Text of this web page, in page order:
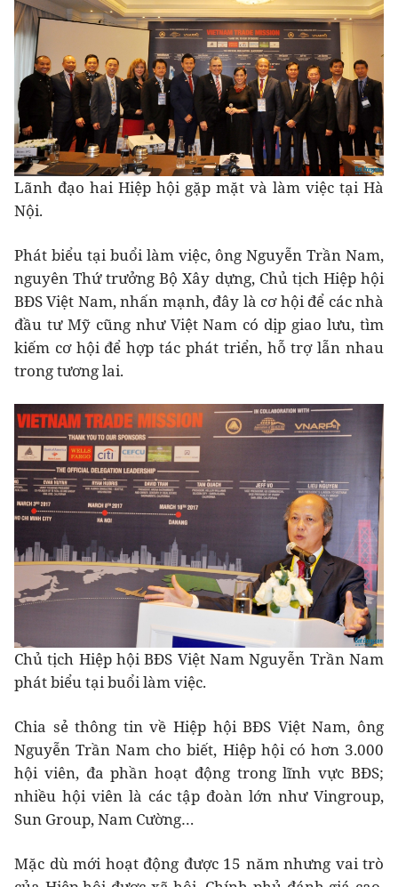
Lãnh đạo hai Hiệp hội gặp mặt và làm việc tại Hà
Nội.
Phát biểu tại buổi làm việc, ông Nguyễn Trần Nam,
nguyên Thứ trưởng Bộ Xây dựng, Chủ tịch Hiệp hội
BĐS Việt Nam, nhấn mạnh, đây là cơ hội để các nhà
đầu tư Mỹ cũng như Việt Nam có dịp giao lưu, tìm
kiếm cơ hội để hợp tác phát triển, hỗ trợ lẫn nhau
trong tương lai.
Chủ tịch Hiệp hội BĐS Việt Nam Nguyễn Trần Nam
phát biểu tại buổi làm việc.
Chia sẻ thông tin về Hiệp hội BĐS Việt Nam, ông
Nguyễn Trần Nam cho biết, Hiệp hội có hơn 3.000
hội viên, đa phần hoạt động trong lĩnh vực BĐS;
nhiều hội viên là các tập đoàn lớn như Vingroup,
Sun Group, Nam Cường…
Mặc dù mới hoạt động được 15 năm nhưng vai trò